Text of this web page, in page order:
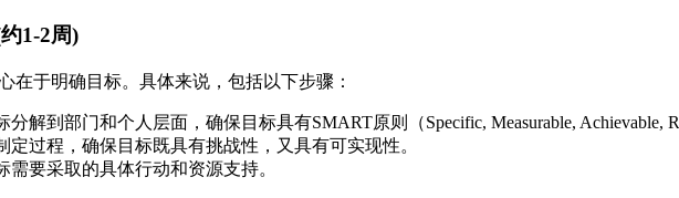
1-2周)
在于明确目标。具体来说，包括以下步骤：
解到部门和个人层面，确保目标具有SMART原则（Specific, Measurable, Achievable,
定过程，确保目标既具有挑战性，又具有可实现性。
需要采取的具体行动和资源支持。